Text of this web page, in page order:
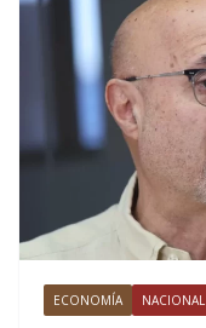
ECONOMÍA NACIONAL